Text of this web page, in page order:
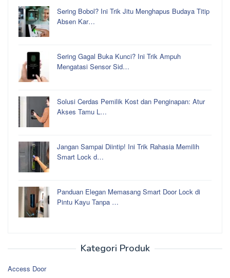
Sering Bobol? Ini Trik Jitu Menghapus Budaya Titip
Absen Kar…
Sering Gagal Buka Kunci? Ini Trik Ampuh
Mengatasi Sensor Sid…
Solusi Cerdas Pemilik Kost dan Penginapan: Atur
Akses Tamu L…
Jangan Sampai Diintip! Ini Trik Rahasia Memilih
Smart Lock d…
Panduan Elegan Memasang Smart Door Lock di
Pintu Kayu Tanpa …
Kategori Produk
Access Door